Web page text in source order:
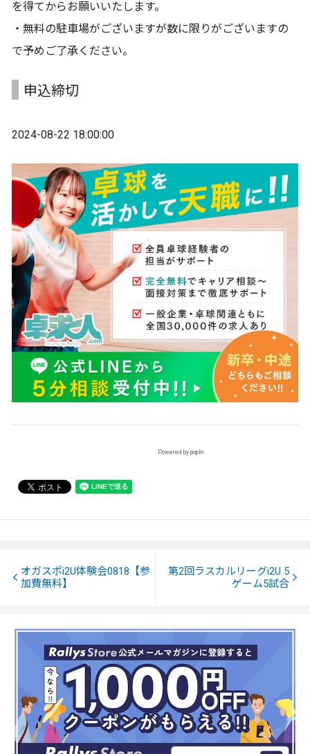
を得てからお願いいたします。
・無料の駐車場がございますが数に限りがございますの
で予めご了承ください。
申込締切
2024-08-22 18:00:00
Powered by popIn
オガスポi2U体験会0818【参
加費無料】
第2回ラスカルリーグi2U 5
ゲーム5試合